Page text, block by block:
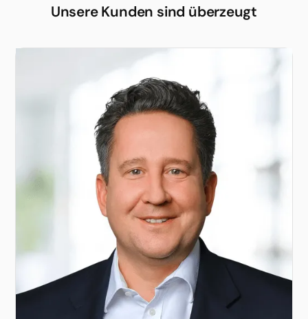
Unsere Kunden sind überzeugt